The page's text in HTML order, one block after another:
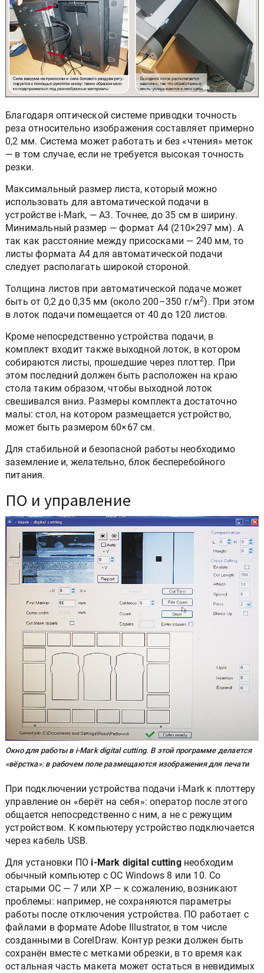
Благодаря оптической системе приводки точность
реза относительно изображения составляет примерно
0,2 мм. Система может работать и без «чтения» меток
— в том случае, если не требуется высокая точность
резки.
Максимальный размер листа, который можно
использовать для автоматической подачи в
устройстве i-Mark, — А3. Точнее, до 35 см в ширину.
Минимальный размер — формат А4 (210×297 мм). А
так как расстояние между присосками — 240 мм, то
листы формата А4 для автоматической подачи
следует располагать широкой стороной.
Толщина листов при автоматической подаче может
быть от 0,2 до 0,35 мм (около 200–350 г/м2). При этом
в лоток подачи помещается от 40 до 120 листов.
Кроме непосредственно устройства подачи, в
комплект входит также выходной лоток, в котором
собираются листы, прошедшие через плоттер. При
этом последний должен быть расположен на краю
стола таким образом, чтобы выходной лоток
свешивался вниз. Размеры комплекта достаточно
малы: стол, на котором размещается устройство,
может быть размером 60×67 см.
Для стабильной и безопасной работы необходимо
заземление и, желательно, блок бесперебойного
питания.
ПО и управление
Окно для работы в i-Mark digital cutting. В этой программе делается
«вёрстка»: в рабочем поле размещаются изображения для печати
При подключении устройства подачи i-Mark к плоттеру
управление он «берёт на себя»: оператор после этого
общается непосредственно с ним, а не с режущим
устройством. К компьютеру устройство подключается
через кабель USB.
Для установки ПО i-Mark digital cuttingнеобходим
обычный компьютер с ОС Windows 8 или 10. Со
старыми ОС — 7 или ХР — к сожалению, возникают
проблемы: например, не сохраняются параметры
работы после отключения устройства. ПО работает с
файлами в формате Adobe Illustrator, в том числе
созданными в CorelDraw. Контур резки должен быть
сохранён вместе с метками обрезки, в то время как
остальная часть макета может остаться в невидимых